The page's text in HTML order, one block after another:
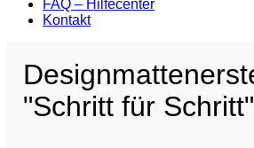
FAQ – Hilfecenter
Kontakt
"Schritt für Schritt"